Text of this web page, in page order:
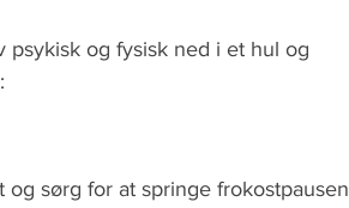
og fysisk ned i et hul og
sørg for at springe frokostpausen